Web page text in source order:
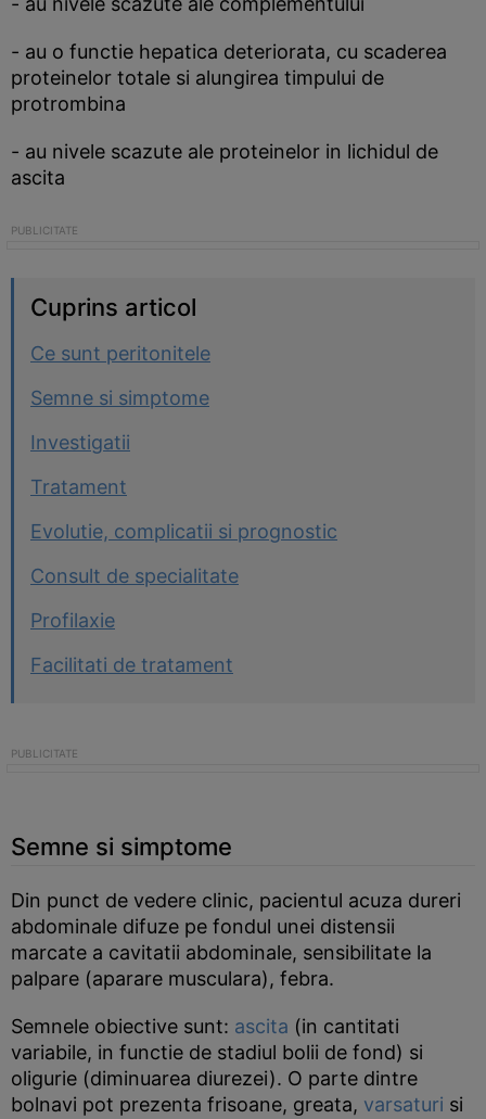
- au o functie hepatica deteriorata, cu scaderea
proteinelor totale si alungirea timpului de
protrombina
- au nivele scazute ale proteinelor in lichidul de
ascita
Cuprins articol
Ce sunt peritonitele
Semne si simptome
Investigatii
Tratament
Evolutie, complicatii si prognostic
Consult de specialitate
Profilaxie
Facilitati de tratament
Semne si simptome
Din punct de vedere clinic, pacientul acuza dureri
abdominale difuze pe fondul unei distensii
marcate a cavitatii abdominale, sensibilitate la
palpare (aparare musculara), febra.
Semnele obiective sunt: ascita (in cantitati
variabile, in functie de stadiul bolii de fond) si
oligurie (diminuarea diurezei). O parte dintre
bolnavi pot prezenta frisoane, greata, varsaturi si